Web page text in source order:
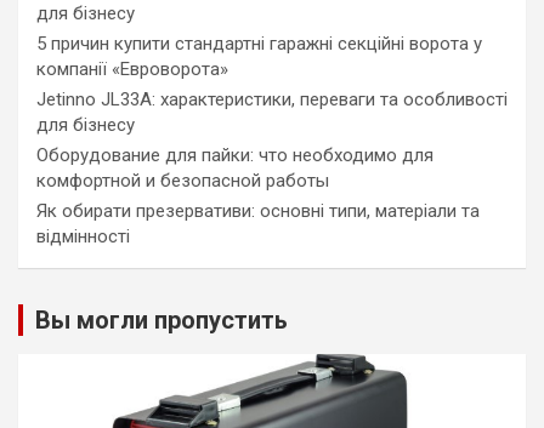
для бізнесу
5 причин купити стандартні гаражні секційні ворота у
компанії «Евроворота»
Jetinno JL33A: характеристики, переваги та особливості
для бізнесу
Оборудование для пайки: что необходимо для
комфортной и безопасной работы
Як обирати презервативи: основні типи, матеріали та
відмінності
Вы могли пропустить